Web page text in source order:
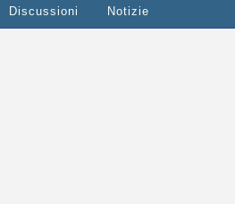
Discussioni Notizie